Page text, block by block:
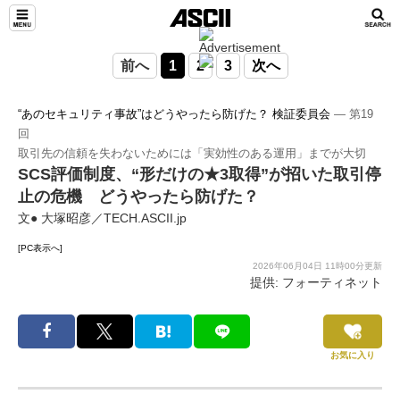
前へ 1 2 3 次へ
“あのセキュリティ事故”はどうやったら防げた？ 検証委員会 ― 第19
回
取引先の信頼を失わないためには「実効性のある運用」までが大切
SCS評価制度、“形だけの★3取得”が招いた取引停
止の危機 どうやったら防げた？
文● 大塚昭彦／TECH.ASCII.jp
[PC表示へ]
2026年06月04日 11時00分更新
提供: フォーティネット
お気に入り